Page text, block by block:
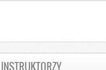
INSTRUKTORZY